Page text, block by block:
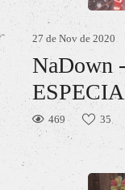
27 de Nov de 2020
NaDown
469 35